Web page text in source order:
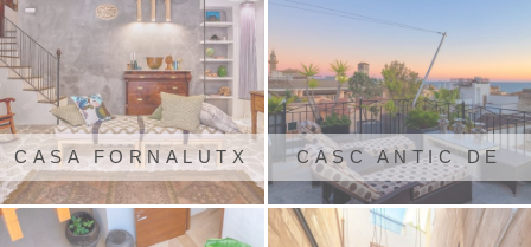
CASA FORNALUTX CASC ANTIC DE
PALMA